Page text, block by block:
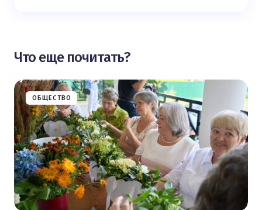
Что еще почитать?
ОБЩЕСТВО